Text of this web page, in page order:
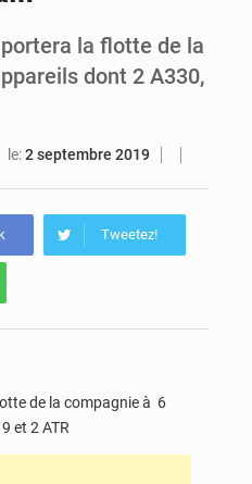
Sénégal : Ousmane Diagne prêtera serment le 11 août comme président du Conseil constitutionnel
la flotte de la
dont 2 A330,
le:2 septembre 2019
Tweetez!
de la compagnie à 6
et 2 ATR